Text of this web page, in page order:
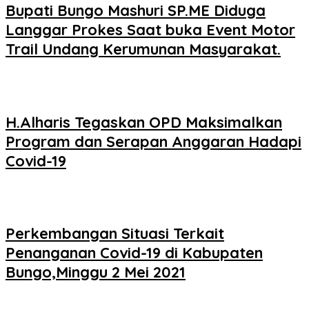
Bupati Bungo Mashuri SP.ME Diduga
Langgar Prokes Saat buka Event Motor
Trail Undang Kerumunan Masyarakat.
H.Alharis Tegaskan OPD Maksimalkan
Program dan Serapan Anggaran Hadapi
Covid-19
Perkembangan Situasi Terkait
Penanganan Covid-19 di Kabupaten
Bungo,Minggu 2 Mei 2021